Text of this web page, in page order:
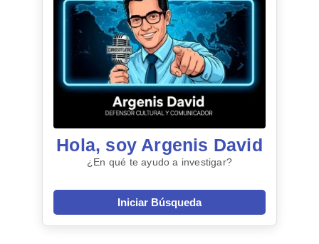
Hola, soy Argenis David
¿En qué te ayudo a investigar?
Iniciar Búsqueda